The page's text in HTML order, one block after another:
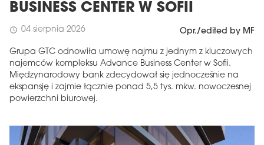
BUSINESS CENTER W SOFII
schedule 04 sierpnia 2026 Opr./edited by MF
Grupa GTC odnowiła umowę najmu z jednym z kluczowych
najemców kompleksu Advance Business Center w Sofii.
Międzynarodowy bank zdecydował się jednocześnie na
ekspansję i zajmie łącznie ponad 5,5 tys. mkw. nowoczesnej
powierzchni biurowej.